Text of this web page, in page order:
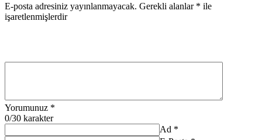
E-posta adresiniz yayınlanmayacak. Gerekli alanlar * ile
işaretlenmişlerdir
Yorumunuz *
0/30 karakter
Ad *